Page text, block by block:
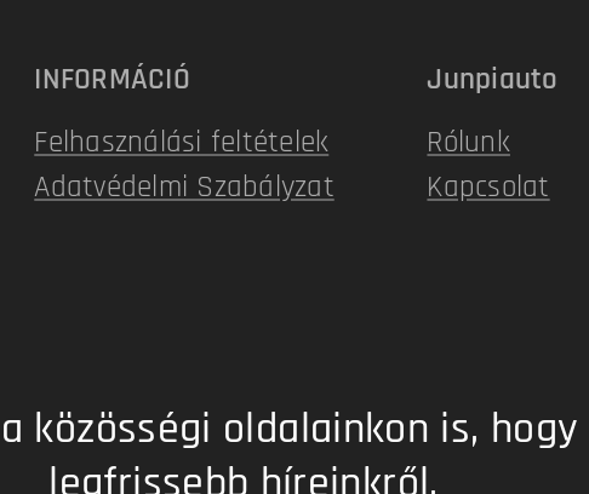
INFORMÁCIÓ
Felhasználási feltételek
Adatvédelmi Szabályzat
Junpiauto
Rólunk
Kapcsolat
közösségi oldalainkon is,